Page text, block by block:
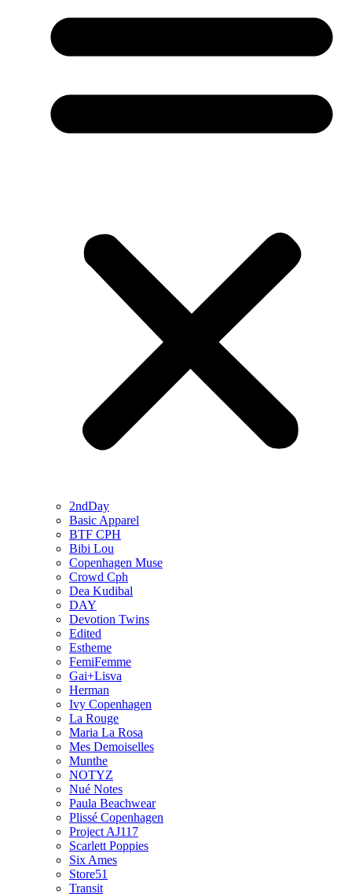
2ndDay
Basic Apparel
BTF CPH
Bibi Lou
Copenhagen Muse
Crowd Cph
Dea Kudibal
DAY
Devotion Twins
Edited
Estheme
FemiFemme
Gai+Lisva
Herman
Ivy Copenhagen
La Rouge
Maria La Rosa
Mes Demoiselles
Munthe
NOTYZ
Nué Notes
Paula Beachwear
Plissé Copenhagen
Project AJ117
Scarlett Poppies
Six Ames
Store51
Transit